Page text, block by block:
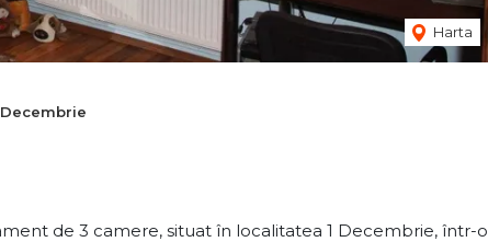
Harta
de 3 camere, situat în localitatea 1 Decembrie, într-o